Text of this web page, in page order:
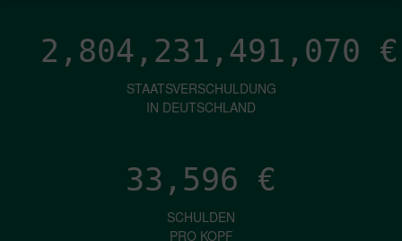
2,804,231,492,339 €
STAATSVERSCHULDUNG
IN DEUTSCHLAND
33,596 €
SCHULDEN
PRO KOPF